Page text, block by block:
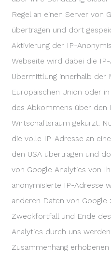
Regel an einen Server von
übertragen und dort
Aktivierung der IP-
Webseite wird dabei die
Übermittlung innerhalb der
Europäischen Union oder
des Abkommens über den
Wirtschaftsraum gekürzt.
die volle IP-Adresse an
den USA übertragen und
von Google Analytics von
anonymisierte IP-Adresse
anderen Daten von Google
Zweckfortfall und Ende
Analytics durch uns
Zusammenhang